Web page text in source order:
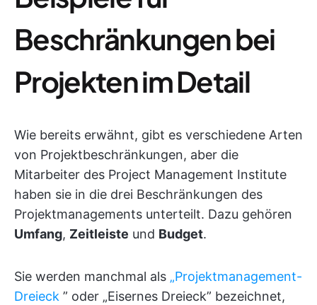
Beschränkungen bei
Projekten im Detail
Wie bereits erwähnt, gibt es verschiedene Arten
von Projektbeschränkungen, aber die
Mitarbeiter des Project Management Institute
haben sie in die drei Beschränkungen des
Projektmanagements unterteilt. Dazu gehören
Umfang, Zeitleiste und Budget.
Sie werden manchmal als „Projektmanagement-
Dreieck ” oder „Eisernes Dreieck” bezeichnet,